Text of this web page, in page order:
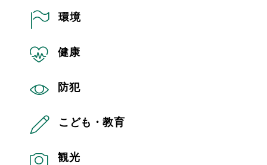
環境
健康
防犯
こども・教育
観光